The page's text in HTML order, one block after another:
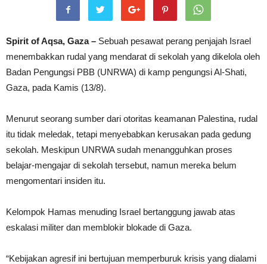
Spirit of Aqsa, Gaza – Sebuah pesawat perang penjajah Israel
menembakkan rudal yang mendarat di sekolah yang dikelola oleh
Badan Pengungsi PBB (UNRWA) di kamp pengungsi Al-Shati,
Gaza, pada Kamis (13/8).
Menurut seorang sumber dari otoritas keamanan Palestina, rudal
itu tidak meledak, tetapi menyebabkan kerusakan pada gedung
sekolah. Meskipun UNRWA sudah menangguhkan proses
belajar-mengajar di sekolah tersebut, namun mereka belum
mengomentari insiden itu.
Kelompok Hamas menuding Israel bertanggung jawab atas
eskalasi militer dan memblokir blokade di Gaza.
“Kebijakan agresif ini bertujuan memperburuk krisis yang dialami